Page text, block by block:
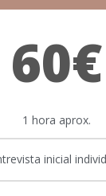
60€
1 hora aprox.
inicial